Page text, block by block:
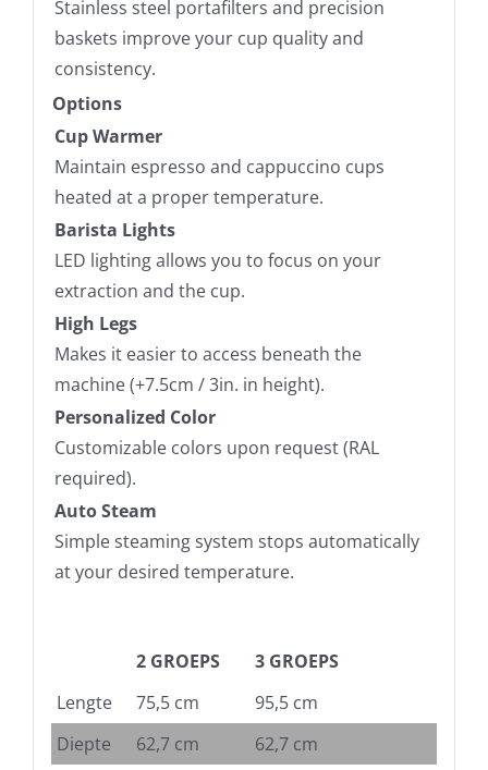
Stainless steel portafilters and precision
baskets improve your cup quality and
consistency.
Options
Cup Warmer
Maintain espresso and cappuccino cups
heated at a proper temperature.
Barista Lights
LED lighting allows you to focus on your
extraction and the cup.
High Legs
Makes it easier to access beneath the
machine (+7.5cm / 3in. in height).
Personalized Color
Customizable colors upon request (RAL
required).
Auto Steam
Simple steaming system stops automatically
at your desired temperature.
2 GROEPS
3 GROEPS
Lengte
75,5 cm
95,5 cm
Diepte
62,7 cm
62,7 cm